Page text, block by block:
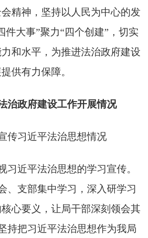
精神，坚持以人民为中心的发
件大事”聚力“四个创建”，切实
和水平，为推进法治政府建设
供有力保障。
治政府建设工作开展情况
传习近平法治思想情况
习近平法治思想的学习宣传。
、支部集中学习，深入研学习
心要义，让局干部深刻领会其
持把习近平法治思想作为我局